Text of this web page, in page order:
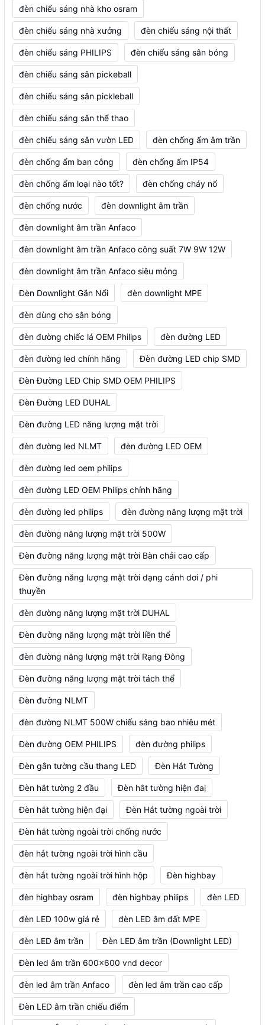
đèn chiếu sáng nhà kho osram
đèn chiếu sáng nhà xưởng đèn chiếu sáng nội thất
đèn chiếu sáng PHILIPS đèn chiếu sáng sân bóng
đèn chiếu sáng sân pickeball
đèn chiếu sáng sân pickleball
đèn chiếu sáng sân thể thao
đèn chiếu sáng sân vườn LED đèn chống ẩm âm trần
đèn chống ẩm ban công đèn chống ẩm IP54
đèn chống ẩm loại nào tốt? đèn chống cháy nổ
đèn chống nước đèn downlight âm trần
đèn downlight âm trần Anfaco
đèn downlight âm trần Anfaco công suất 7W 9W 12W
đèn downlight âm trần Anfaco siêu mỏng
Đèn Downlight Gắn Nổi đèn downlight MPE
đèn dùng cho sân bóng
đèn đường chiếc lá OEM Philips đèn đường LED
đèn đường led chính hãng Đèn đường LED chip SMD
Đèn Đường LED Chip SMD OEM PHILIPS
Đèn Đường LED DUHAL
Đèn đường LED năng lượng mặt trời
đèn đường led NLMT đèn đường LED OEM
đèn đường led oem philips
đèn đường LED OEM Philips chính hãng
đèn đường led philips đèn đường năng lượng mặt trời
đèn đường năng lượng mặt trời 500W
Đèn đường năng lượng mặt trời Bàn chải cao cấp
Đèn đường năng lượng mặt trời dạng cánh dơi / phi
thuyền
đèn đường năng lượng mặt trời DUHAL
Đèn đường năng lượng mặt trời liền thể
đèn đường năng lượng mặt trời Rạng Đông
Đèn đường năng lượng mặt trời tách thể
Đèn đường NLMT
đèn đường NLMT 500W chiếu sáng bao nhiêu mét
Đèn đường OEM PHILIPS đèn đường philips
Đèn gắn tường cầu thang LED Đèn Hắt Tường
Đèn hắt tường 2 đầu Đèn hắt tường hiện đaị
Đèn hắt tường hiện đại Đèn Hắt tường ngoài trời
Đèn hắt tường ngoài trời chống nước
đèn hắt tường ngoài trời hình cầu
đèn hắt tường ngoài trời hình hộp Đèn highbay
đèn highbay osram đèn highbay philips đèn LED
đèn LED 100w giá rẻ đèn LED âm đất MPE
đèn LED âm trần Đèn LED âm trần (Downlight LED)
Đèn led âm trần 600x600 vnd decor
đèn led âm trần Anfaco đèn led âm trần cao cấp
Đèn LED âm trần chiếu điểm